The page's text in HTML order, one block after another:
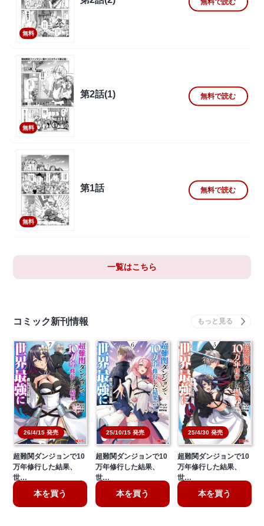
無料
無料
第2話(1) 無料で読む
無料
第1話 無料で読む
一覧はこちら
コミック新刊情報
26/4/15 発売
超難関ダンジョンで10
万年修行した結果、
世…
本を買う
25/10/15 発売
超難関ダンジョンで10
万年修行した結果、
世…
本を買う
25/4/30 発売
超難関ダンジョンで10
万年修行した結果、
世…
本を買う